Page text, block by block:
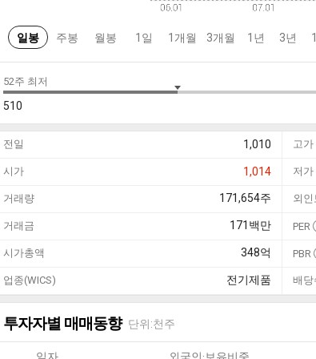
일봉 주봉 월봉 1일 1개월 3개월 1년 3년
52주 최저
510
전일 1,010 고가
시가 1,014 저가
거래량 171,654주 외인
거래금 171 백만 PER
시가총액 348억 PBR
업종(WICS) 전기제품 배당
투자자별 매매동향 단위:천주